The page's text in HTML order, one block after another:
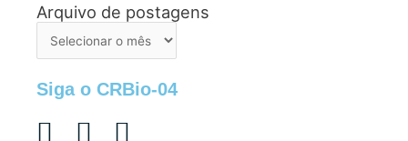
Arquivo de postagens
Arquivo
Siga o CRBio-04